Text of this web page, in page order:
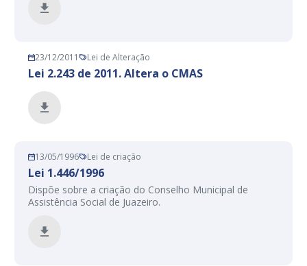
23/12/2011 Lei de Alteração
Lei 2.243 de 2011. Altera o CMAS
13/05/1996 Lei de criação
Lei 1.446/1996
Dispõe sobre a criação do Conselho Municipal de
Assistência Social de Juazeiro.